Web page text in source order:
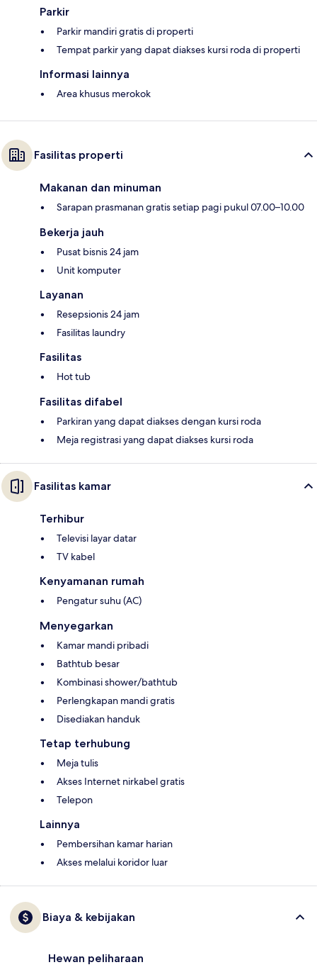
Parkir
Parkir mandiri gratis di properti
Tempat parkir yang dapat diakses kursi roda di properti
Informasi lainnya
Area khusus merokok
Fasilitas properti
Makanan dan minuman
Sarapan prasmanan gratis setiap pagi pukul 07.00–10.00
Bekerja jauh
Pusat bisnis 24 jam
Unit komputer
Layanan
Resepsionis 24 jam
Fasilitas laundry
Fasilitas
Hot tub
Fasilitas difabel
Parkiran yang dapat diakses dengan kursi roda
Meja registrasi yang dapat diakses kursi roda
Fasilitas kamar
Terhibur
Televisi layar datar
TV kabel
Kenyamanan rumah
Pengatur suhu (AC)
Menyegarkan
Kamar mandi pribadi
Bathtub besar
Kombinasi shower/bathtub
Perlengkapan mandi gratis
Disediakan handuk
Tetap terhubung
Meja tulis
Akses Internet nirkabel gratis
Telepon
Lainnya
Pembersihan kamar harian
Akses melalui koridor luar
Biaya & kebijakan
Hewan peliharaan